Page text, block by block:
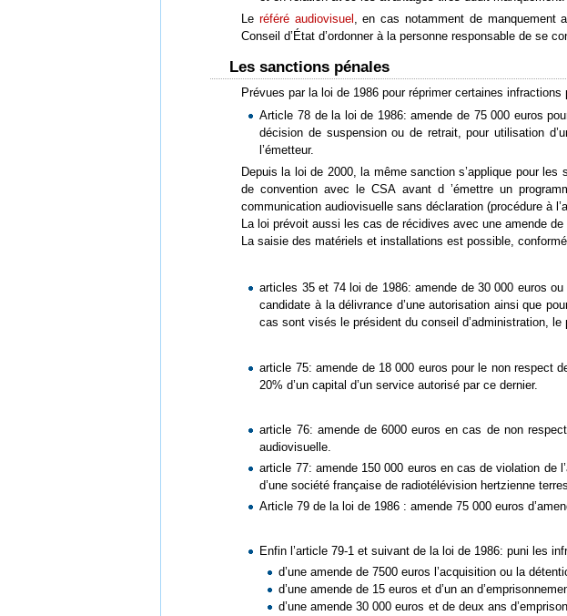
Le référé audiovisuel , en cas notamment de manquement
Conseil d’État d’ordonner à la personne responsable de se
Les sanctions pénales
Prévues par la loi de 1986 pour réprimer certaines infractions
Article 78 de la loi de 1986: amende de 75 000 euros
décision de suspension ou de retrait, pour utilisation
l’émetteur.
Depuis la loi de 2000, la même sanction s’applique pour
de convention avec le CSA avant d ’émettre un
communication audiovisuelle sans déclaration (procédure à
La loi prévoit aussi les cas de récidives avec une amende
La saisie des matériels et installations est possible,
articles 35 et 74 loi de 1986: amende de 30 000 euros
candidate à la délivrance d’une autorisation ainsi que
cas sont visés le président du conseil d’administration,
article 75: amende de 18 000 euros pour le non respect
20% d’un capital d’un service autorisé par ce dernier.
article 76: amende de 6000 euros en cas de non
audiovisuelle.
article 77: amende 150 000 euros en cas de violation de
d’une société française de radiotélévision hertzienne
Article 79 de la loi de 1986 : amende 75 000 euros
Enfin l’article 79-1 et suivant de la loi de 1986: puni les
d’une amende de 7500 euros l’acquisition ou la
d’une amende de 15 euros et d’un an
d’une amende 30 000 euros et de deux ans